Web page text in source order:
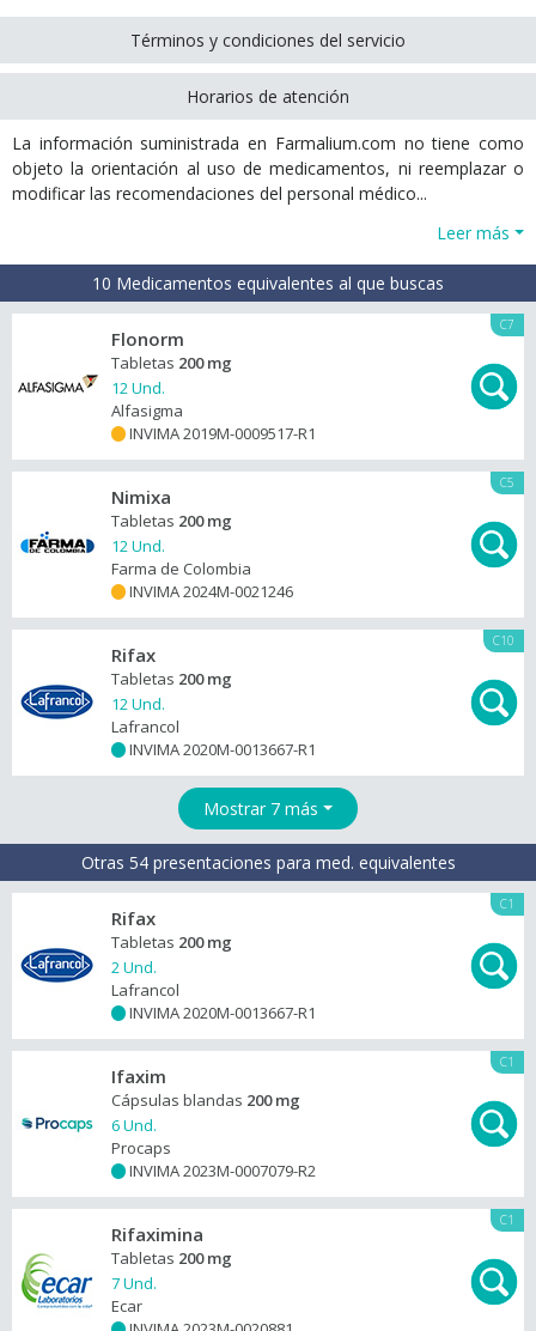
Términos y condiciones del servicio
Horarios de atención
La información suministrada en Farmalium.com no tiene como
objeto la orientación al uso de medicamentos, ni reemplazar o
modificar las recomendaciones del personal médico...
Leer más
10 Medicamentos equivalentes al que buscas
C7
Flonorm
Tabletas 200 mg
12 Und.
Alfasigma
INVIMA 2019M-0009517-R1
C5
Nimixa
Tabletas 200 mg
12 Und.
Farma de Colombia
INVIMA 2024M-0021246
C10
Rifax
Tabletas 200 mg
12 Und.
Lafrancol
INVIMA 2020M-0013667-R1
Mostrar 7 más
Otras 54 presentaciones para med. equivalentes
C1
Rifax
Tabletas 200 mg
2 Und.
Lafrancol
INVIMA 2020M-0013667-R1
C1
Ifaxim
Cápsulas blandas 200 mg
6 Und.
Procaps
INVIMA 2023M-0007079-R2
C1
Rifaximina
Tabletas 200 mg
7 Und.
Ecar